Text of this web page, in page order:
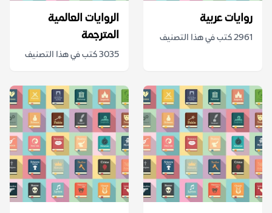
روايات عربية
2961 كتب في هذا التصنيف
الروايات العالمية
المترجمة
3035 كتب في هذا التصنيف